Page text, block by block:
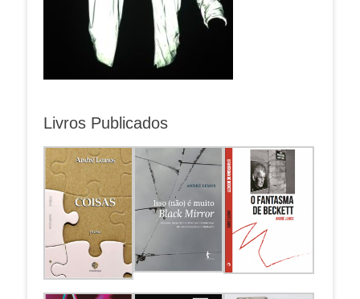
Livros Publicados